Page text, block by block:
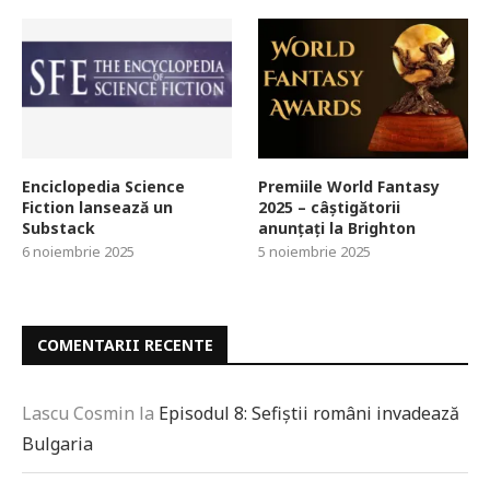
Enciclopedia Science
Fiction lansează un
Substack
6 noiembrie 2025
Premiile World Fantasy
2025 – câștigătorii
anunțați la Brighton
5 noiembrie 2025
COMENTARII RECENTE
Lascu Cosmin la Episodul 8: Sefiștii români invadează
Bulgaria